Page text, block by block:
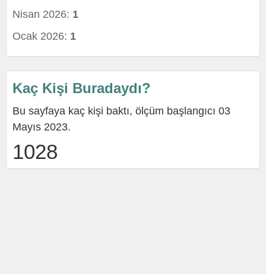
Nisan 2026: 1
Ocak 2026: 1
Kaç Kişi Buradaydı?
Bu sayfaya kaç kişi baktı, ölçüm başlangıcı 03
Mayıs 2023.
1028